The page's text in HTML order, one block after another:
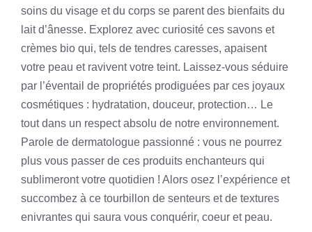
soins du visage et du corps se parent des bienfaits du
lait d’ânesse. Explorez avec curiosité ces savons et
crèmes bio qui, tels de tendres caresses, apaisent
votre peau et ravivent votre teint. Laissez-vous séduire
par l’éventail de propriétés prodiguées par ces joyaux
cosmétiques : hydratation, douceur, protection… Le
tout dans un respect absolu de notre environnement.
Parole de dermatologue passionné : vous ne pourrez
plus vous passer de ces produits enchanteurs qui
sublimeront votre quotidien ! Alors osez l’expérience et
succombez à ce tourbillon de senteurs et de textures
enivrantes qui saura vous conquérir, coeur et peau.